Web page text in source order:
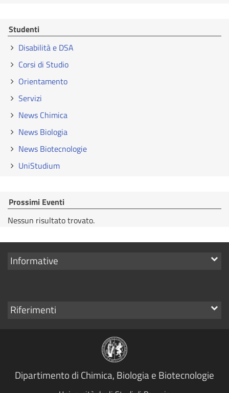
Studenti
Disabilità e DSA
Corsi di Studio
Orientamento
Servizi
News Chimica
News Biologia
News Biotecnologie
UniStudium
Prossimi Eventi
Nessun risultato trovato.
Mostra
Informative
Mostra
Riferimenti
Dipartimento di Chimica, Biologia e Biotecnologie